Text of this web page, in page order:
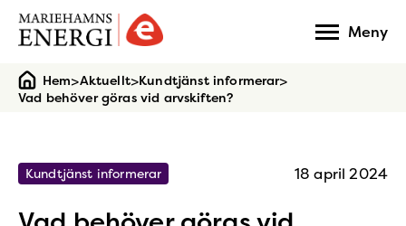
Gå
till
Meny
Hem>Aktuellt>Kundtjänst informerar>
Vad behöver göras vid arvskiften?
Kundtjänst informerar 18 april 2024